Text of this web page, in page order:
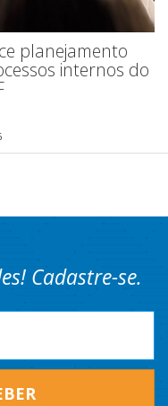
planejamento
internos do
Cadastre-se.